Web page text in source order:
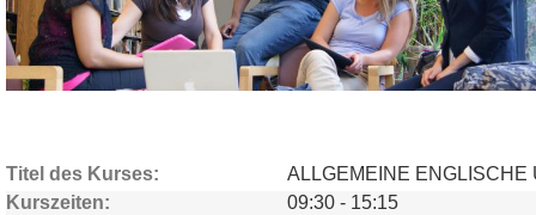
Währung €
Sprache
Titel des Kurses
Kurszeiten
09:30 - 15:15